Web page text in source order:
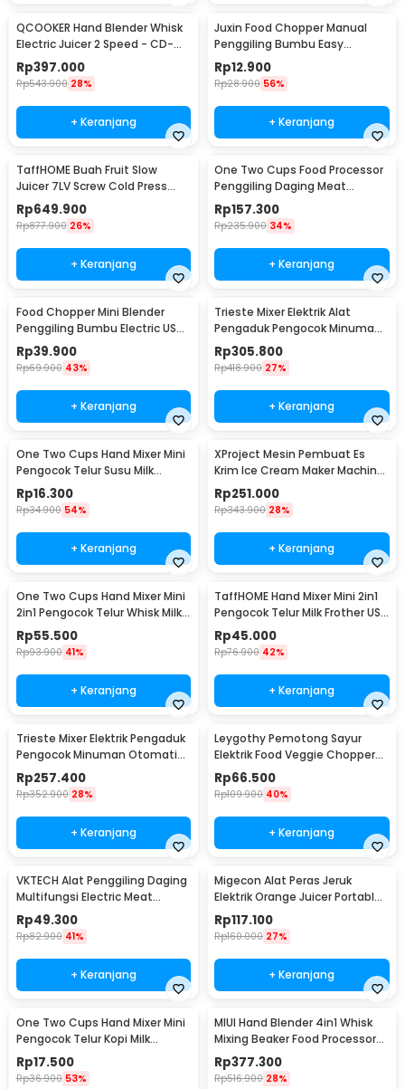
QCOOKER Hand Blender Whisk
Electric Juicer 2 Speed - CD-
HB01
Rp397.000
Rp543.900 28%
+ Keranjang
Juxin Food Chopper Manual
Penggiling Bumbu Easy
Operation 230ml - JX10
Rp12.900
Rp28.900 56%
+ Keranjang
TaffHOME Buah Fruit Slow
Juicer 7LV Screw Cold Press
Extractor Machine - JE-B03BH
Rp649.900
Rp877.900 26%
+ Keranjang
One Two Cups Food Processor
Penggiling Daging Meat
Grinder 2L 200W - JJ-1966
Rp157.300
Rp235.900 34%
+ Keranjang
Food Chopper Mini Blender
Penggiling Bumbu Electric USB
Charge 23W 250ml - SR01
Rp39.900
Rp69.900 43%
+ Keranjang
Trieste Mixer Elektrik Alat
Pengaduk Pengocok Minuman
Otomatis 100W - HSM-705S
Rp305.800
Rp418.900 27%
+ Keranjang
One Two Cups Hand Mixer Mini
Pengocok Telur Susu Milk
Frother Battery - HMP30
Rp16.300
Rp34.900 54%
+ Keranjang
XProject Mesin Pembuat Es
Krim Ice Cream Maker Machine
200W - JG-10
Rp251.000
Rp343.900 28%
+ Keranjang
One Two Cups Hand Mixer Mini
2in1 Pengocok Telur Whisk Milk
Frother - HMW15
Rp55.500
Rp93.900 41%
+ Keranjang
TaffHOME Hand Mixer Mini 2in1
Pengocok Telur Milk Frother USB
Charge - HMW1
Rp45.000
Rp76.900 42%
+ Keranjang
Trieste Mixer Elektrik Pengaduk
Pengocok Minuman Otomatis
100W 2300RPM - HSM-705
Rp257.400
Rp352.900 28%
+ Keranjang
Leygothy Pemotong Sayur
Elektrik Food Veggie Chopper
Portable 4in1 - LE40
Rp66.500
Rp109.900 40%
+ Keranjang
VKTECH Alat Penggiling Daging
Multifungsi Electric Meat
Grinder 350ml - MY-01
Rp49.300
Rp82.900 41%
+ Keranjang
Migecon Alat Peras Jeruk
Elektrik Orange Juicer Portable
400ml 45W - MDC1
Rp117.100
Rp160.000 27%
+ Keranjang
One Two Cups Hand Mixer Mini
Pengocok Telur Kopi Milk
Frother Battery - HMP40
Rp17.500
Rp36.900 53%
MIUI Hand Blender 4in1 Whisk
Mixing Beaker Food Processor
15000RPM - H1
Rp377.300
Rp516.900 28%